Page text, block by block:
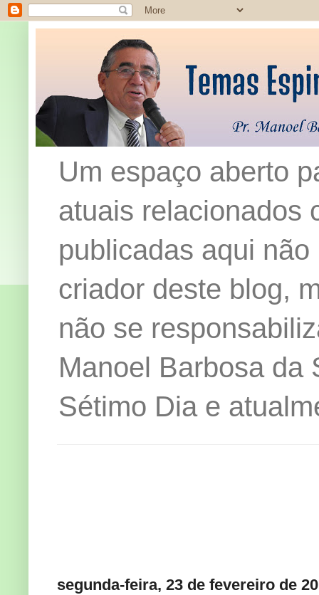
Um espaço aberto
atuais relacionados
publicadas aqui
criador deste blog,
não se
Manoel Barbosa da
Sétimo Dia e
segunda-feira, 23 de fevereiro de